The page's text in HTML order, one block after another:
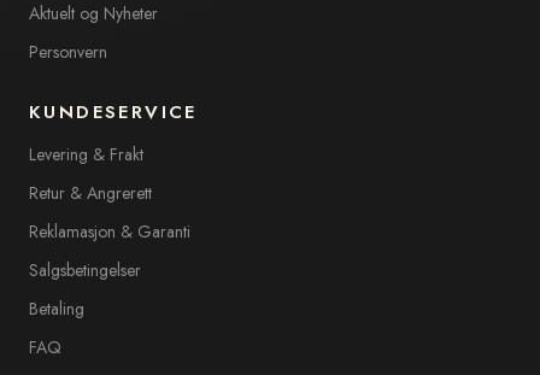
Aktuelt og Nyheter
Personvern
KUNDESERVICE
Levering & Frakt
Retur & Angrerett
Reklamasjon & Garanti
Salgsbetingelser
Betaling
FAQ